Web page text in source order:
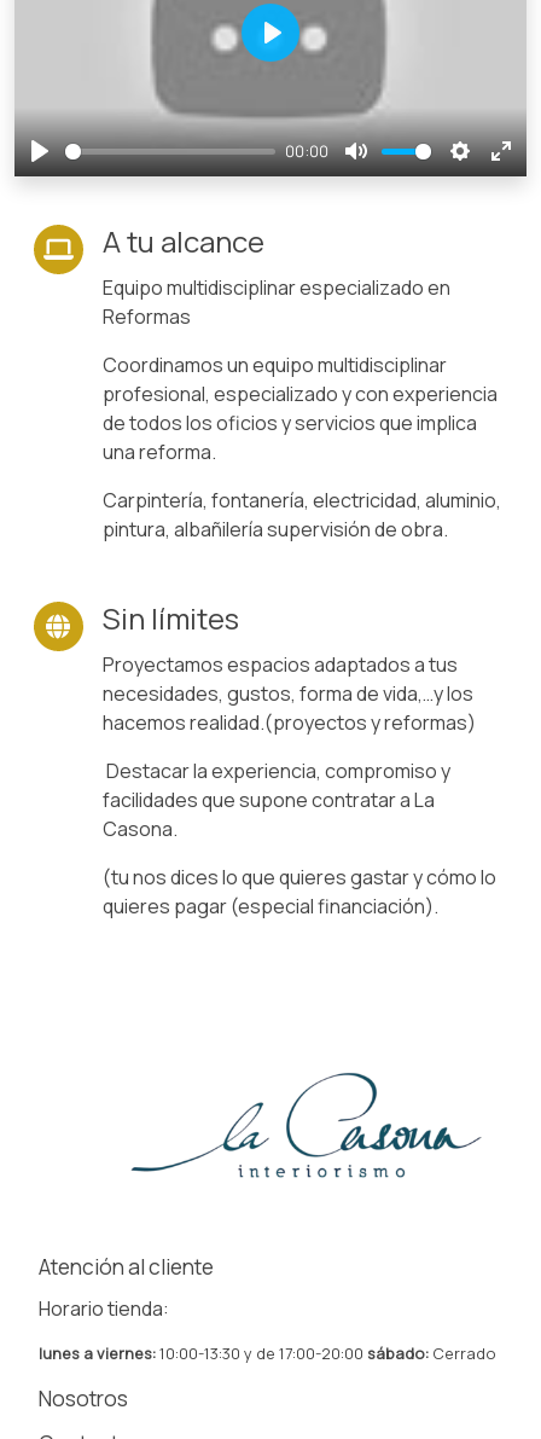
Play
00:00
Mute Settings
Play
A tu alcance
Equipo multidisciplinar especializado en
Reformas
Coordinamos un equipo multidisciplinar
profesional, especializado y con experiencia
de todos los oficios y servicios que implica
una reforma.
Carpintería, fontanería, electricidad, aluminio,
pintura, albañilería supervisión de obra.
Sin límites
Proyectamos espacios adaptados a tus
necesidades, gustos, forma de vida,…y los
hacemos realidad.(proyectos y reformas)
Destacar la experiencia, compromiso y
facilidades que supone contratar a La
Casona.
(tu nos dices lo que quieres gastar y cómo lo
quieres pagar (especial financiación).
Atención al cliente
Horario tienda:
lunes a viernes:10:00-13:30 y de 17:00-20:00 sábado: Cerrado
Nosotros